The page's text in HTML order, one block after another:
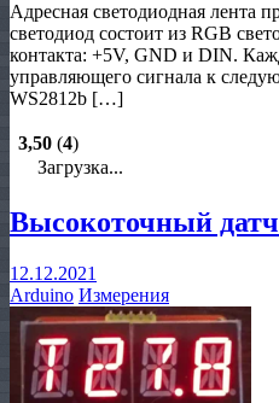
Адресная светодиодная лента
светодиод состоит из RGB
контакта: +5V, GND и DIN.
управляющего сигнала к
WS2812b […]
3,50 (4)
Загрузка...
Высокоточный
12.12.2021
Arduino Измерения